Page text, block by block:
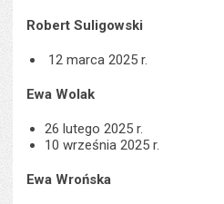
Robert Suligowski
12 marca 2025 r.
Ewa Wolak
26 lutego 2025 r.
10 września 2025 r.
Ewa Wrońska